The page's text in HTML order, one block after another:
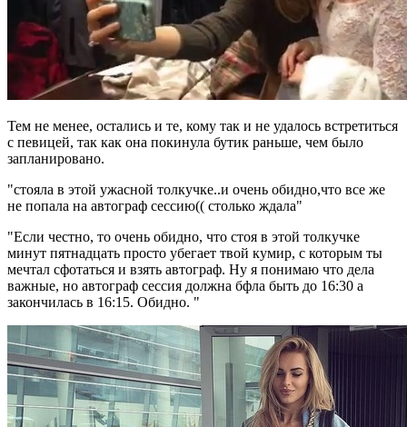
Тем не менее, остались и те, кому так и не удалось встретиться
с певицей, так как она покинула бутик раньше, чем было
запланировано.
"стояла в этой ужасной толкучке..и очень обидно,что все же
не попала на автограф сессию(( столько ждала"
"Если честно, то очень обидно, что стоя в этой толкучке
минут пятнадцать просто убегает твой кумир, с которым ты
мечтал сфотаться и взять автограф. Ну я понимаю что дела
важные, но автограф сессия должна бфла быть до 16:30 а
закончилась в 16:15. Обидно. "